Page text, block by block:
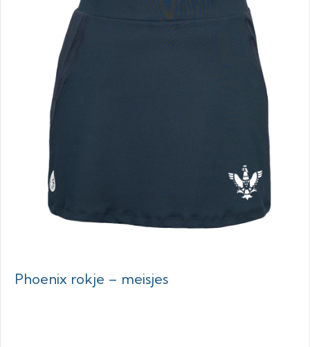
Phoenix rokje – meisjes